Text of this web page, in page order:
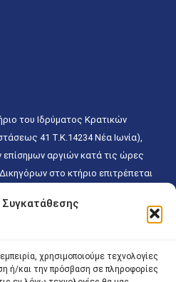
Συγκατάθεσης
χρησιμοποιούμε τεχνολογίες
ή/και την πρόσβαση σε πληροφορίες
του Ιδρύματος Κρατικών
41 T.K.14234 Νέα Ιωνία),
επίσημων αργιών κατά τις ώρες
στο κτήριο επιτρέπεται
κανέναν χρονικό ή άλλο
ειδικά στο γραφείο του
πραγματοποιείται βάσει των